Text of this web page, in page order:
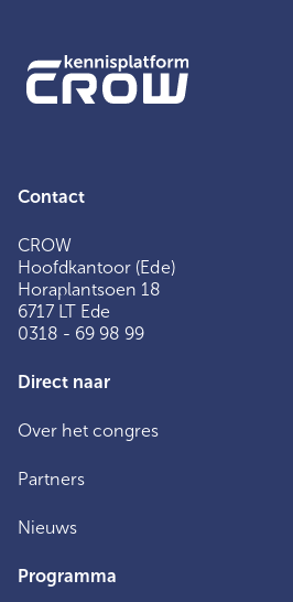
Contact
CROW
Hoofdkantoor (Ede)
Horaplantsoen 18
6717 LT Ede
0318 - 69 98 99
Direct naar
Over het congres
Partners
Nieuws
Programma